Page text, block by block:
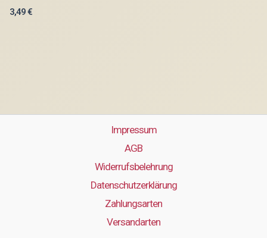
3,49€
Impressum
AGB
Widerrufsbelehrung
Datenschutzerklärung
Zahlungsarten
Versandarten